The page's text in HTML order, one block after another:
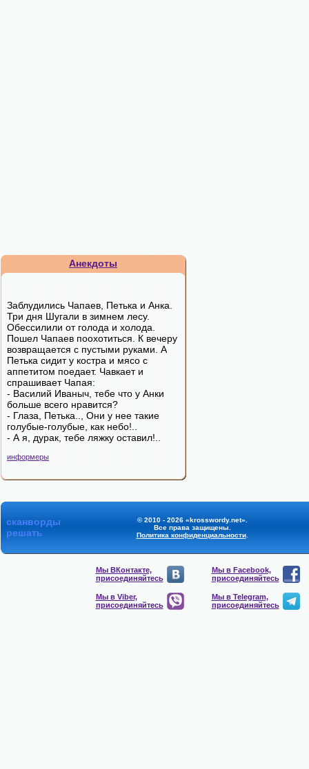
Анекдоты
Заблудились Чапаев, Петька и Анка.
Три дня Шугали в зимнем лесу.
Обессилили от голода и холода.
Пошел Чапаев поохотиться. К вечеру
возвращается с пустыми руками. А
Петька сидит у костра и мясо с
аппетитом поедает. Чавкает и
спрашивает Чапая:
- Василий Иваныч, тебе что у Анки
больше всего нравится?
- Глаза, Петька.., Они у нее такие
голубые-голубые, как небо!..
- А я, дурак, тебе ляжку оставил!..
информеры
сканворды
решать
© 2010 - 2026 «krosswordy.net».
Все права защищены.
Политика конфиденциальности.
Мы ВКонтакте,
присоединяйтесь
Мы в Facebook,
присоединяйтесь
Мы в Viber,
присоединяйтесь
Мы в Telegram,
присоединяйтесь